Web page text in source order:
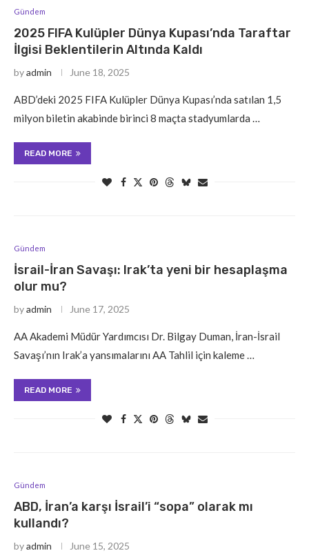
Gündem
2025 FIFA Kulüpler Dünya Kupası’nda Taraftar
İlgisi Beklentilerin Altında Kaldı
byadmin June 18, 2025
ABD’deki 2025 FIFA Kulüpler Dünya Kupası’nda satılan 1,5
milyon biletin akabinde birinci 8 maçta stadyumlarda …
READ MORE
Gündem
İsrail-İran Savaşı: Irak’ta yeni bir hesaplaşma
olur mu?
byadmin June 17, 2025
AA Akademi Müdür Yardımcısı Dr. Bilgay Duman, İran-İsrail
Savaşı’nın Irak’a yansımalarını AA Tahlil için kaleme …
READ MORE
Gündem
ABD, İran’a karşı İsrail’i “sopa” olarak mı
kullandı?
byadmin June 15, 2025